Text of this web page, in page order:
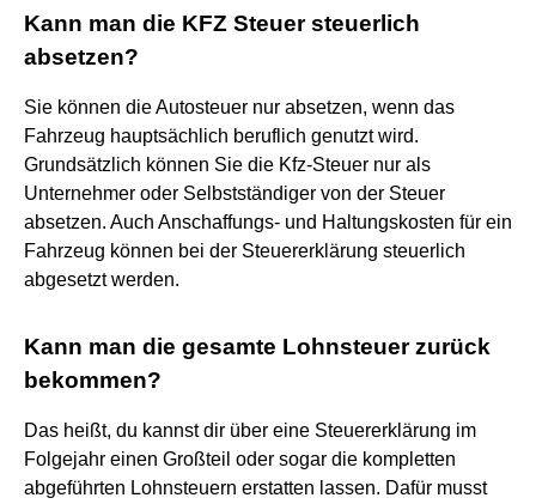
Kann man die KFZ Steuer steuerlich
absetzen?
Sie können die Autosteuer nur absetzen, wenn das
Fahrzeug hauptsächlich beruflich genutzt wird.
Grundsätzlich können Sie die Kfz-Steuer nur als
Unternehmer oder Selbstständiger von der Steuer
absetzen. Auch Anschaffungs- und Haltungskosten für ein
Fahrzeug können bei der Steuererklärung steuerlich
abgesetzt werden.
Kann man die gesamte Lohnsteuer zurück
bekommen?
Das heißt, du kannst dir über eine Steuererklärung im
Folgejahr einen Großteil oder sogar die kompletten
abgeführten Lohnsteuern erstatten lassen. Dafür musst